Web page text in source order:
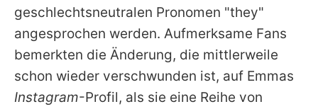
geschlechtsneutralen Pronomen "they"
angesprochen werden. Aufmerksame Fans
bemerkten die Änderung, die mittlerweile
schon wieder verschwunden ist, auf Emmas
Instagram-Profil, als sie eine Reihe von